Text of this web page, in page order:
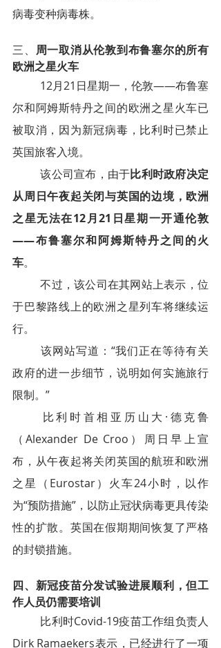
病毒变种病毒株。
三、 周一取消从伦敦到布鲁塞尔的所有
欧洲之星火车
12月21日星期一，伦敦——布鲁塞
尔和阿姆斯特丹之间的欧洲之星火车已
被取消，因为新冠病毒，比利时已禁止
英国旅客入境。
该公司宣布，由于比利时政府决定
从周日午夜起关闭与英国的边境，欧洲
之星无法在12月21日星期一开通伦敦
——布鲁塞尔和阿姆斯特丹之间的火
车。
不过，该公司在其网站上表示，位
于巴黎路线上的欧洲之星列车将继续运
行。
该网站写道：“我们正在等待有关
政府的进一步细节，说明如何实施旅行
限制。”
比利时首相亚历山大·德克鲁
（Alexander De Croo）周日早上宣
布，从午夜起将关闭英国的航班和欧洲
之星（Eurostar）火车24小时，以作
为“预防措施”，以防止冠状病毒更具传染
性的扩散。英国在假期期间恢复了严格
的封锁措施。
四、新冠疫苗分发试验进展顺利，但工
作人员仍需要培训
比利时Covid-19疫苗工作组负责人
Dirk Ramaekers表示，已经进行了一项